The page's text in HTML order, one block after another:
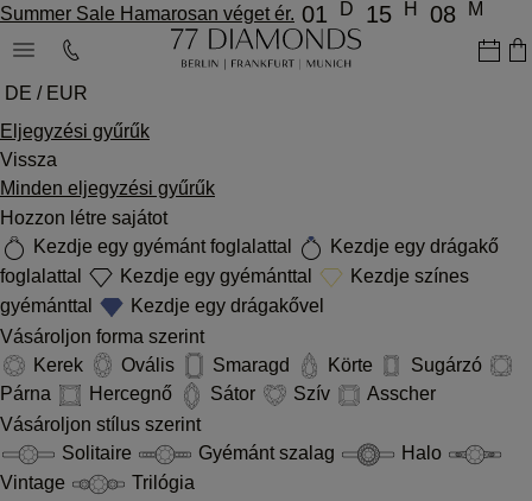
Summer Sale Hamarosan véget ér. 01 D 15 H 08 M
DE / EUR
Eljegyzési gyűrűk
Vissza
Minden eljegyzési gyűrűk
Hozzon létre sajátot
Kezdje egy gyémánt foglalattal
Kezdje egy drágakő
foglalattal
Kezdje egy gyémánttal
Kezdje színes
gyémánttal
Kezdje egy drágakővel
Vásároljon forma szerint
Kerek
Ovális Smaragd Körte
Sugárzó
Párna
Hercegnő Sátor Szív
Asscher
Vásároljon stílus szerint
Solitaire
Gyémánt szalag
Halo
Vintage
Trilógia